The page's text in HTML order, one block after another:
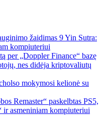
žaidimas 9 Yin Sutra:
kompiuteriui
per „Doppler Finance“ bazę
nes didėja kriptovaliutų
mokymosi kelionė su
Remaster“ paskelbtas PS5,
ir asmeniniam kompiuteriui